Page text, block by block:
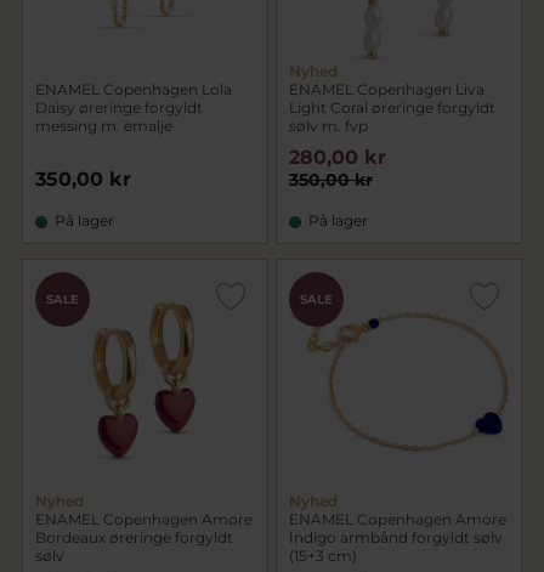
ENAMEL Copenhagen Lola
Daisy øreringe forgyldt
messing m. emalje
350,00 kr
På lager
Nyhed
ENAMEL Copenhagen Liva
Light Coral øreringe forgyldt
sølv m. fvp
350,00 kr
280,00 kr
På lager
SALE
Nyhed
ENAMEL Copenhagen Amore
Bordeaux øreringe forgyldt
sølv
SALE
Nyhed
ENAMEL Copenhagen Amore
Indigo armbånd forgyldt sølv
(15+3 cm)